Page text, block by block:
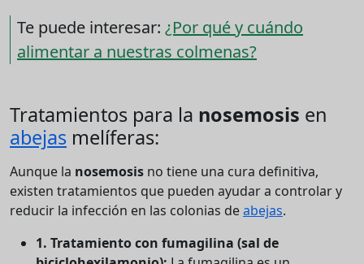
Te puede interesar: ¿Por qué y cuándo
alimentar a nuestras colmenas?
Tratamientos para la nosemosis en
abejas melíferas:
Aunque la nosemosis no tiene una cura definitiva,
existen tratamientos que pueden ayudar a controlar y
reducir la infección en las colonias deabejas.
1. Tratamiento con fumagilina (sal de